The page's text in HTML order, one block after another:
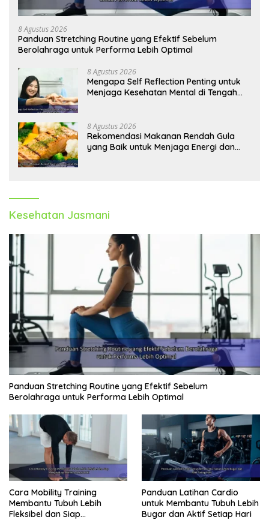
8 Agustus 2026
Panduan Stretching Routine yang Efektif Sebelum
Berolahraga untuk Performa Lebih Optimal
8 Agustus 2026
Mengapa Self Reflection Penting untuk
Menjaga Kesehatan Mental di Tengah
8 Agustus 2026
Rekomendasi Makanan Rendah Gula
yang Baik untuk Menjaga Energi dan
Kesehatan Jasmani
Panduan Stretching Routine yang Efektif Sebelum
Berolahraga untuk Performa Lebih Optimal
Cara Mobility Training
Membantu Tubuh Lebih
Fleksibel dan Siap
Panduan Latihan Cardio
untuk Membantu Tubuh Lebih
Bugar dan Aktif Setiap Hari